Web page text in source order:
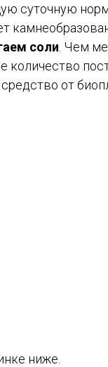
суточную
соли . Чем
количество
от
ниже.